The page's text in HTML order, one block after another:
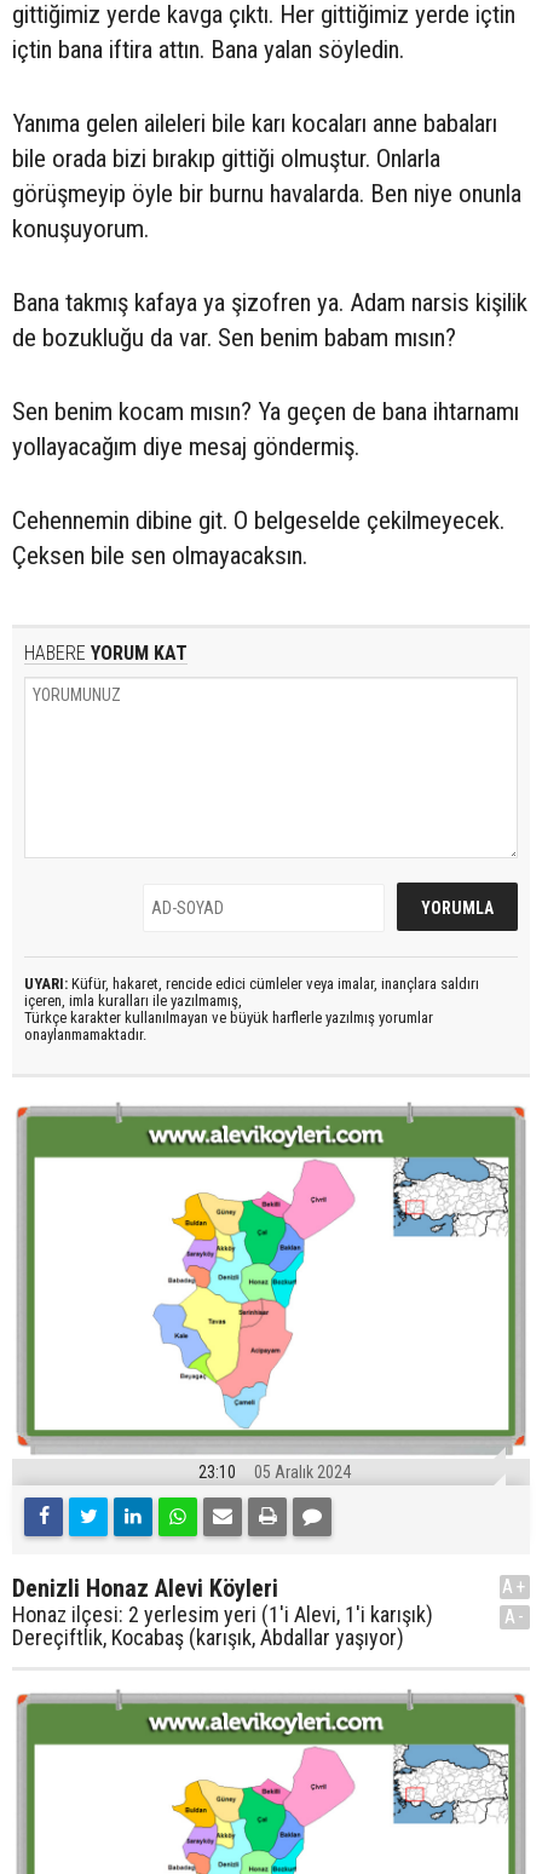
gittiğimiz yerde kavga çıktı. Her gittiğimiz yerde içtin
içtin bana iftira attın. Bana yalan söyledin.
Yanıma gelen aileleri bile karı kocaları anne babaları
bile orada bizi bırakıp gittiği olmuştur. Onlarla
görüşmeyip öyle bir burnu havalarda. Ben niye onunla
konuşuyorum.
Bana takmış kafaya ya şizofren ya. Adam narsis kişilik
de bozukluğu da var. Sen benim babam mısın?
Sen benim kocam mısın? Ya geçen de bana ihtarnamı
yollayacağım diye mesaj göndermiş.
Cehennemin dibine git. O belgeselde çekilmeyecek.
Çeksen bile sen olmayacaksın.
HABERE YORUM KAT
UYARI: Küfür, hakaret, rencide edici cümleler veya imalar, inançlara saldırı
içeren, imla kuralları ile yazılmamış,
Türkçe karakter kullanılmayan ve büyük harflerle yazılmış yorumlar
onaylanmamaktadır.
23:10 05 Aralık 2024
Denizli Honaz Alevi Köyleri
Honaz ilçesi: 2 yerlesim yeri (1'i Alevi, 1'i karışık)
Dereçiftlik, Kocabaş (karışık, Abdallar yaşıyor)
A+
A-